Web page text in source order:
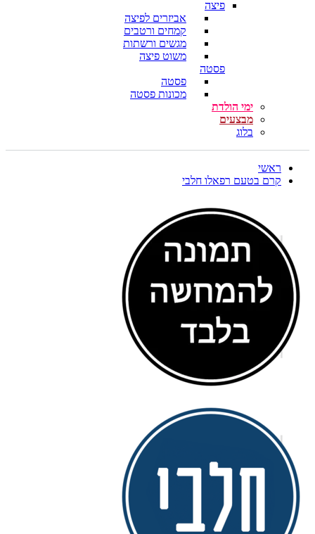
פיצה
אביזרים לפיצה
קמחים ורטבים
מגשים ורשתות
משוט פיצה
פסטה
פסטה
מכונות פסטה
ימי הולדת
מבצעים
בלוג
ראשי
קרם בטעם רפאלו חלבי